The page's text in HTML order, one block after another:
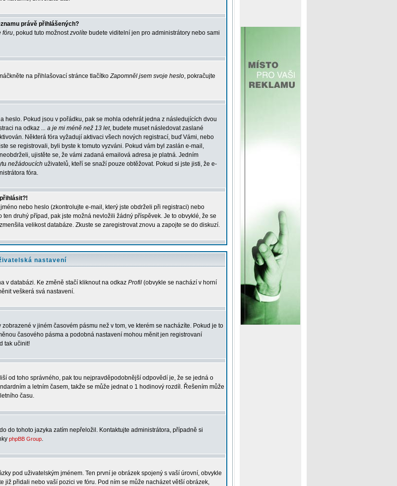
právě přihlášených?
fóru, pokud tuto možnostzvolíte budete viditelní jen pro administrátory nebo sami
na přihlašovací stránce tlačítkoZapomněl jsem svoje heslo, pokračujte
heslo. Pokud jsou v pořádku, pak se mohla odehrát jedna z následujících dvou
na odkaz ... a je mi méně než 13 let, budete muset následovat zaslané
Některá fóra vyžadují aktivaci všech nových registrací, buď Vámi, nebo
se registrovali, byli byste k tomuto vyzváni. Pokud vám byl zaslán e-mail,
ujistěte se, že vámi zadaná emailová adresa je platná. Jedním
nežádoucích uživatelů, kteří se snaží pouze obtěžovat. Pokud si jste jisti, že e-
fóra.
nebo heslo (zkontrolujte e-mail, který jste obdrželi při registraci) nebo
druhý případ, pak jste možná nevložili žádný příspěvek. Je to obvyklé, že se
velikost databáze. Zkuste se zaregistrovat znovu a zapojte se do diskuzí.
nastavení
v databázi. Ke změně stačí kliknout na odkaz Profil (obvykle se nachází v horní
veškerá svá nastavení.
v jiném časovém pásmu než v tom, ve kterém se nacházíte. Pokud je to
časového pásma a podobná nastavení mohou měnit jen registrovaní
tak učinit!
od toho správného, pak tou nejpravděpodobnější odpovědí je, že se jedná o
a letním časem, takže se může jednat o 1 hodinový rozdíl. Řešením může
času.
do tohoto jazyka zatím nepřeložil. Kontaktujte administrátora, případně si
phpBB Group.
pod uživatelským jménem. Ten první je obrázek spojený s vaší úrovní, obvykle
již přidali nebo vaší pozici ve fóru. Pod ním se může nacházet větší obrázek,